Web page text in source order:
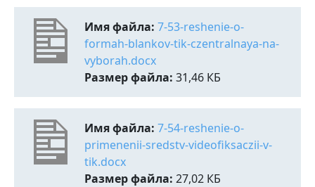
Имя файла: 7-53-reshenie-o-
formah-blankov-tik-czentralnaya-na-
vyborah.docx
Размер файла: 31,46 КБ
Имя файла: 7-54-reshenie-o-
primenenii-sredstv-videofiksaczii-v-
tik.docx
Размер файла: 27,02 КБ